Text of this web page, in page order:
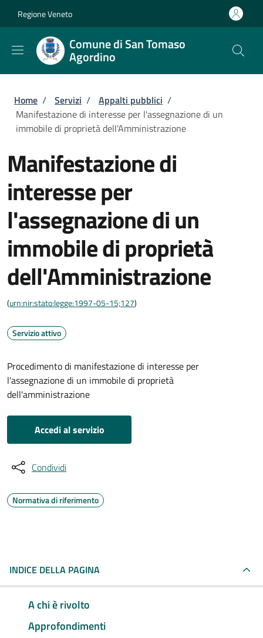
Regione Veneto
Comune di San Tomaso
Agordino
Briciole di pane
Home / Servizi / Appalti pubblici /
Manifestazione di interesse per l'assegnazione di un
immobile di proprietà dell'Amministrazione
Manifestazione di
interesse per
l'assegnazione di un
immobile di proprietà
dell'Amministrazione
(urn:nir:stato:legge:1997-05-15;127)
Servizio attivo
Procedimento di manifestazione di interesse per
l'assegnazione di un immobile di proprietà
dell'amministrazione
Accedi al servizio
Condividi
Normativa di riferimento
INDICE DELLA PAGINA
A chi è rivolto
Approfondimenti